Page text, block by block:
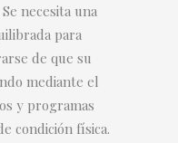
necesita una
para
de que su
mediante el
y programas
condición física.